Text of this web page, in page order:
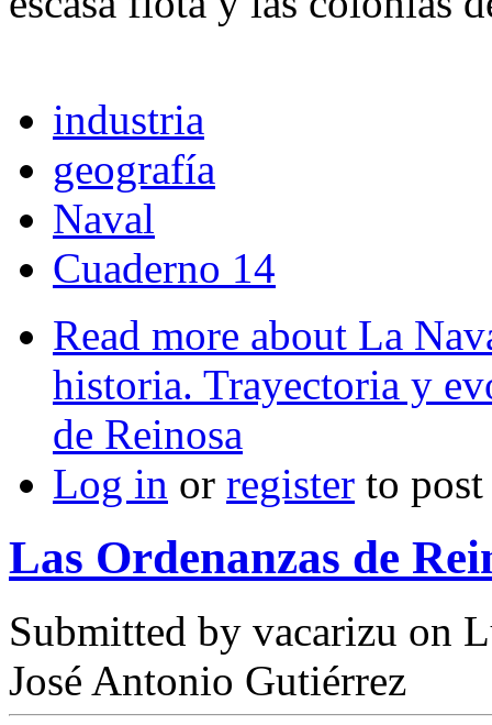
industria
geografía
Naval
Cuaderno 14
Read more about La
historia. Trayectoria y
de Reinosa
Log in or register to
Las Ordenanzas de
Submitted by vacarizu on
José Antonio Gutiérrez